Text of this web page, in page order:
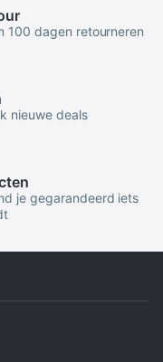
100 dagen retourneren
nieuwe deals
je gegarandeerd iets